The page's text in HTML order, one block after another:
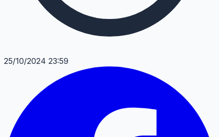
25/10/2024 23:59